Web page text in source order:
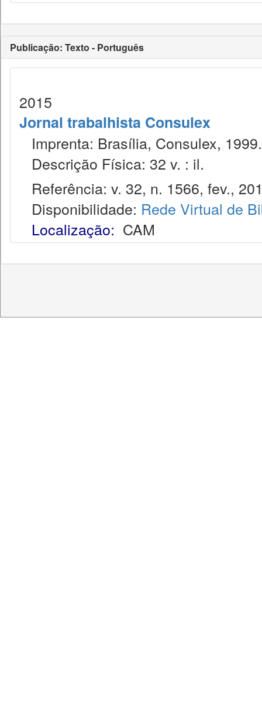
Publicação: Texto - Português
2015
Jornal trabalhista Consulex
Imprenta: Brasília, Consulex, 1999.
Descrição Física: 32 v. : il.
Referência: v. 32, n. 1566, fev.,
Disponibilidade: Rede Virtual de
Localização: CAM